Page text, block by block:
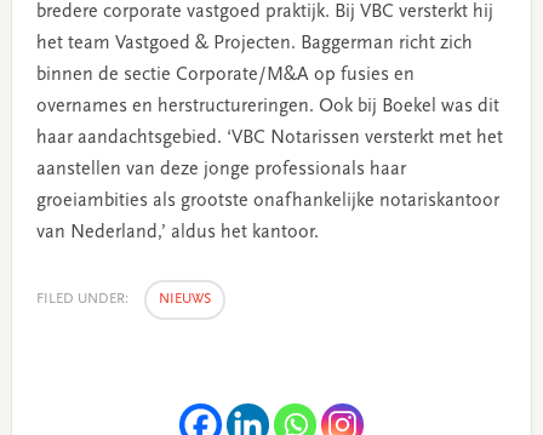
bredere corporate vastgoed praktijk. Bij VBC versterkt hij
het team Vastgoed & Projecten. Baggerman richt zich
binnen de sectie Corporate/M&A op fusies en
overnames en herstructureringen. Ook bij Boekel was dit
haar aandachtsgebied. ‘VBC Notarissen versterkt met het
aanstellen van deze jonge professionals haar
groeiambities als grootste onafhankelijke notariskantoor
van Nederland,’ aldus het kantoor.
FILED UNDER: NIEUWS